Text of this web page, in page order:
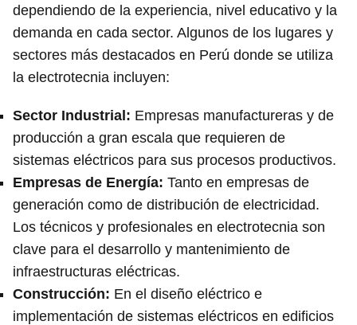
dependiendo de la experiencia, nivel educativo y la
demanda en cada sector. Algunos de los lugares y
sectores más destacados en Perú donde se utiliza
la electrotecnia incluyen:
Sector Industrial: Empresas manufactureras y de
producción a gran escala que requieren de
sistemas eléctricos para sus procesos productivos.
Empresas de Energía: Tanto en empresas de
generación como de distribución de electricidad.
Los técnicos y profesionales en electrotecnia son
clave para el desarrollo y mantenimiento de
infraestructuras eléctricas.
Construcción: En el diseño eléctrico e
implementación de sistemas eléctricos en edificios